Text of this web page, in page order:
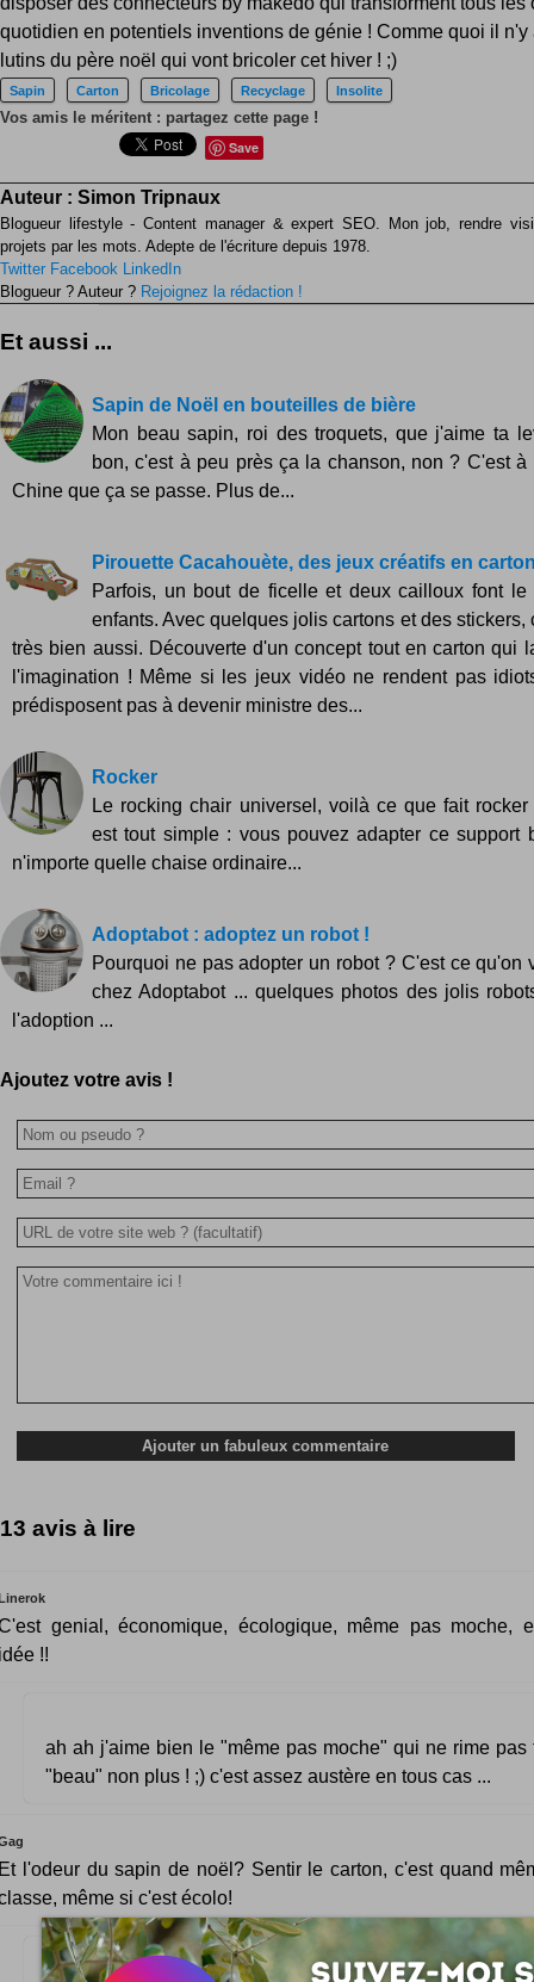
quotidien en potentiels inventions de génie ! Comme quoi il n'y
lutins du père noël qui vont bricoler cet hiver ! ;)
Sapin Carton Bricolage Recyclage Insolite
Vos amis le méritent : partagez cette page !
Save
Auteur : Simon Tripnaux
Blogueur lifestyle - Content manager & expert SEO. Mon job, rendre
projets par les mots. Adepte de l'écriture depuis 1978.
Twitter Facebook LinkedIn
Blogueur ? Auteur ? Rejoignez la rédaction !
Et aussi ...
Sapin de Noël en bouteilles de bière
Mon beau sapin, roi des troquets, que j'aime ta
bon, c'est à peu près ça la chanson, non ? C'est à
Chine que ça se passe. Plus de...
Pirouette Cacahouète, des jeux créatifs en
Parfois, un bout de ficelle et deux cailloux font le
enfants. Avec quelques jolis cartons et des stickers,
très bien aussi. Découverte d'un concept tout en carton qui
l'imagination ! Même si les jeux vidéo ne rendent pas
prédisposent pas à devenir ministre des...
Rocker
Le rocking chair universel, voilà ce que fait
est tout simple : vous pouvez adapter ce support
n'importe quelle chaise ordinaire...
Adoptabot : adoptez un robot !
Pourquoi ne pas adopter un robot ? C'est ce qu'on
chez Adoptabot ... quelques photos des jolis
l'adoption ...
Ajoutez votre avis !
13 avis à lire
genial, économique, écologique, même pas moche,
!!
ah ah j'aime bien le "même pas moche" qui ne rime pas
"beau" non plus ! ;) c'est assez austère en tous cas ...
l'odeur du sapin de noël? Sentir le carton, c'est quand
même si c'est écolo!